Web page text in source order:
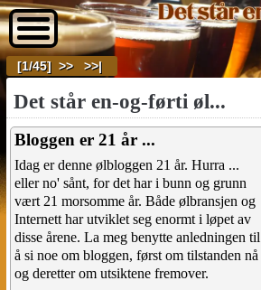
[1/45] >> >>|
Det står en-og-førti øl...
Bloggen er 21 år ...
Idag er denne ølbloggen 21 år. Hurra ...
eller no' sånt, for det har i bunn og grunn
vært 21 morsomme år. Både ølbransjen og
Internett har utviklet seg enormt i løpet av
disse årene. La meg benytte anledningen til
å si noe om bloggen, først om tilstanden nå
og deretter om utsiktene fremover.